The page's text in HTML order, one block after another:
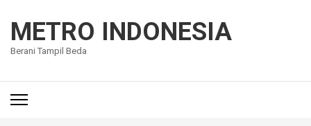
konten
(Tekan
METRO INDONESIA
Berani Tampil Beda